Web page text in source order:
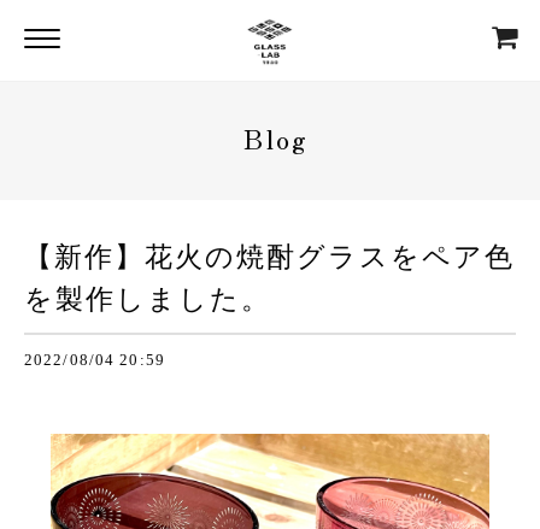
Blog
【新作】花火の焼酎グラスをペア色
を製作しました。
2022/08/04 20:59